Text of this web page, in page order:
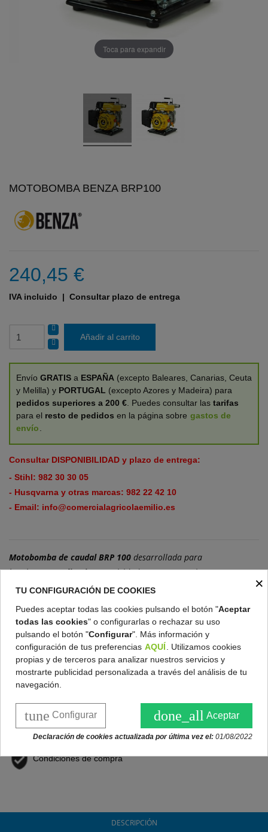
Toca para expandir
MOTOBOMBA BENZA BRP100
240,45 €
IVA incluido | Consultar plazo de entrega
Añadir al carrito
Envío GRATIS a ESPAÑA (excepto Baleares, Canarias, Ceuta
y Melilla) y PORTUGAL (excepto Azores y Madeira) para
pedidos superiores a 200 € . Puedes consultar las tarifas
para el resto de pedidos en la página sobre gastos de
envío
Consultar DISPONIBILIDAD y plazo de entrega:
- Stihl: 982 30 30 05
- Husqvarna y otras marcas: 982 22 42 10
- Email: info@comercialagricolaemilio.es
Motobomba de caudal BRP 100 desarrollada para
bombearagua limpiaen actividades que no requieran una gran
presión de bombeo. Es la máquina perfecta para el achique y
un
motor de 4 tiempos de 2 cv,
un depósito de combustible de 2
litros y una bomba de hierro fundido.
Opera con una presión de 2 bares.
Política de devoluciones
Condiciones de compra
DESCRIPCIÓN
×
TU CONFIGURACIÓN DE COOKIES
Puedes aceptar todas las cookies pulsando el botón "Aceptar
todas las cookies" o configurarlas o rechazar su uso
pulsando el botón "Configurar". Más información y
configuración de tus preferencias AQUÍ
. Utilizamos cookies
propias y de terceros para analizar nuestros servicios y
mostrarte publicidad personalizada a través del análisis de tu
navegación.
done_all Aceptar
tune Configurar
Declaración de cookies actualizada por última vez el: 01/08/2022